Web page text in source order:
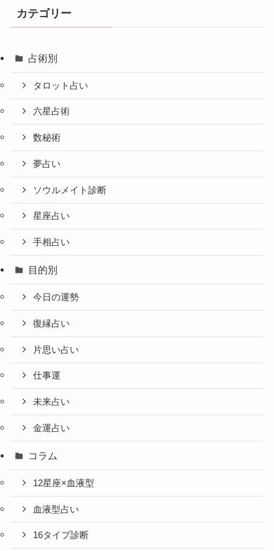
カテゴリー
占術別
タロット占い
六星占術
数秘術
夢占い
ソウルメイト診断
星座占い
手相占い
目的別
今日の運勢
復縁占い
片思い占い
仕事運
未来占い
金運占い
コラム
12星座×血液型
血液型占い
16タイプ診断